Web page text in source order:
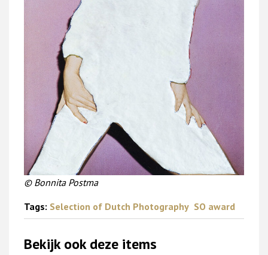
© Bonnita Postma
Tags: Selection of Dutch Photography SO award
Bekijk ook deze items